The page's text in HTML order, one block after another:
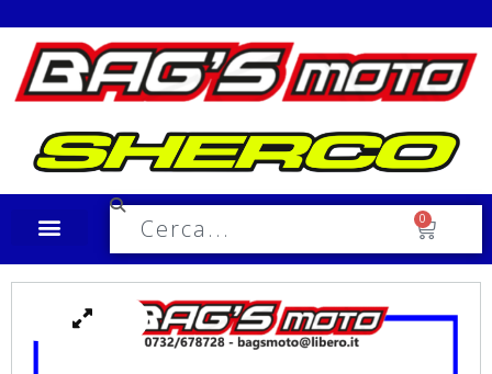
Spedizione in tutta Italia a €10,00
0